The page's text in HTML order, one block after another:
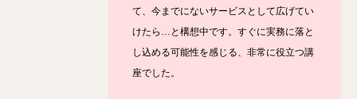
て、今までにないサービスとして広げてい
けたら…と構想中です。すぐに実務に落と
し込める可能性を感じる、非常に役立つ講
座でした。